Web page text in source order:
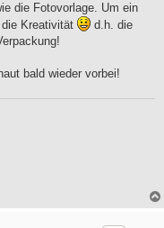
die Fotovorlage. Um ein
Kreativität
d.h. die
bald wieder vorbei!